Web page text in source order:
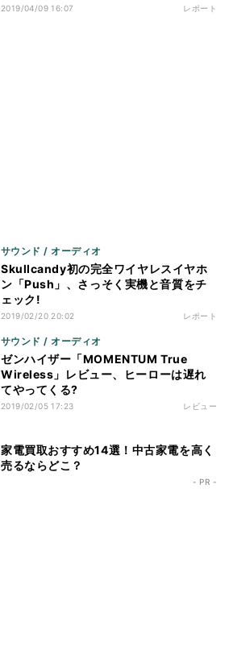
2019/04/09 16:07 レポート
サウンド / オーディオ
Skullcandy初の完全ワイヤレスイヤホ
ン「Push」、さっそく実機と音質をチ
ェック!
2019/02/20 20:02 レポート
サウンド / オーディオ
ゼンハイザー「MOMENTUM True
Wireless」レビュー、ヒーローは遅れ
てやってくる?
2019/02/05 17:23 レビュー
家電買取おすすめ14選！中古家電を高く
売るならどこ？
- PR -